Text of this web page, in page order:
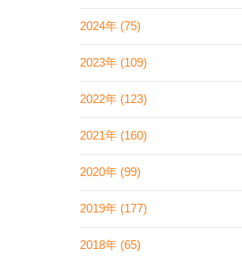
2024年 (75)
2023年 (109)
2022年 (123)
2021年 (160)
2020年 (99)
2019年 (177)
2018年 (65)